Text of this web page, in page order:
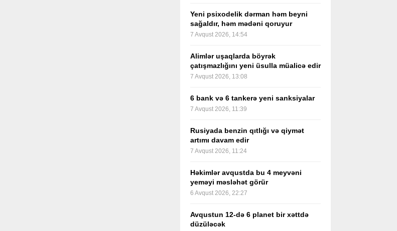
Yeni psixodelik dərman həm beyni
sağaldır, həm mədəni qoruyur
7 Avqust 2026, 14:54
Alimlər uşaqlarda böyrək
çatışmazlığını yeni üsulla müalicə edir
7 Avqust 2026, 13:08
6 bank və 6 tankerə yeni sanksiyalar
7 Avqust 2026, 11:39
Rusiyada benzin qıtlığı və qiymət
artımı davam edir
7 Avqust 2026, 11:24
Həkimlər avqustda bu 4 meyvəni
yeməyi məsləhət görür
6 Avqust 2026, 22:27
Avqustun 12-də 6 planet bir xəttdə
düzüləcək